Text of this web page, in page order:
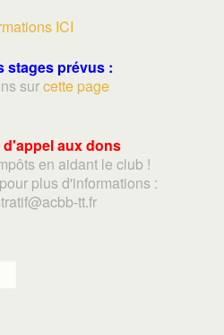
ICI
stages prévus :
surcette page
aux dons
en aidant le club !
plus d'informations :
tratif@acbb-tt.fr